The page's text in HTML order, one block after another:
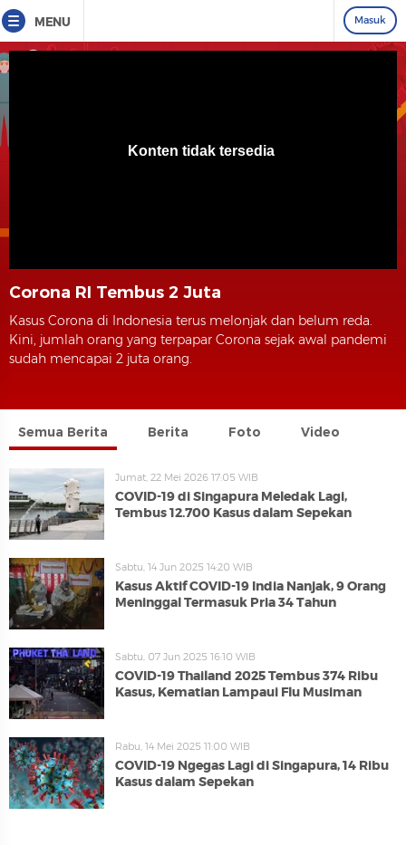
MENU Masuk
Corona RI Tembus 2 Juta
Kasus Corona di Indonesia terus melonjak dan belum reda.
Kini, jumlah orang yang terpapar Corona sejak awal pandemi
sudah mencapai 2 juta orang.
Semua Berita Berita Foto Video
Jumat, 22 Mei 2026 17:05 WIB
COVID-19 di Singapura Meledak Lagi,
Tembus 12.700 Kasus dalam Sepekan
Sabtu, 14 Jun 2025 14:20 WIB
Kasus Aktif COVID-19 India Nanjak, 9 Orang
Meninggal Termasuk Pria 34 Tahun
Sabtu, 07 Jun 2025 16:10 WIB
COVID-19 Thailand 2025 Tembus 374 Ribu
Kasus, Kematian Lampaui Flu Musiman
Rabu, 14 Mei 2025 11:00 WIB
COVID-19 Ngegas Lagi di Singapura, 14 Ribu
Kasus dalam Sepekan